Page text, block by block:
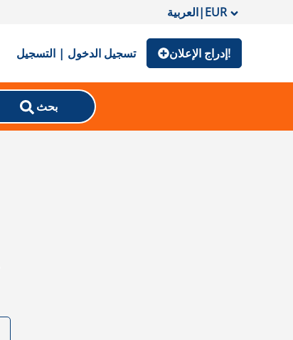
العربية|EUR
تسجيل الدخول | التسجيل إدراج الإعلان!
بحث